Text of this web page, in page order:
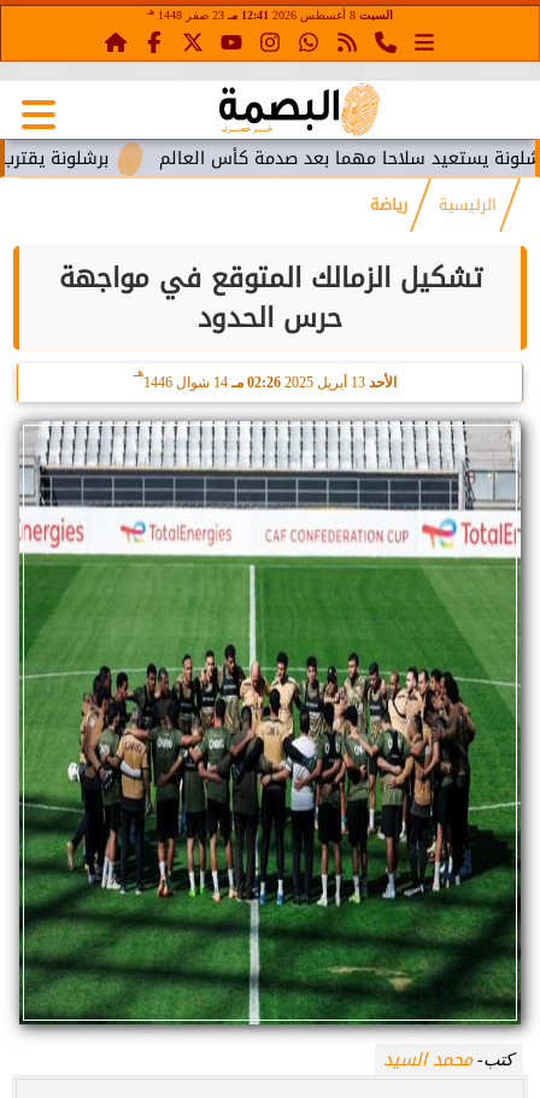
السبت 12:41 مـ 23 صفر 1448 هـ
برشلونة يقترب من سلاحا مهما بعد صدمة كأس العالم
الرئيسية رياضة
تشكيل الزمالك المتوقع في مواجهة
حرس الحدود
الأحد 02:26 مـ 14 شوال 1446
هـ
كتب-محمد السيد